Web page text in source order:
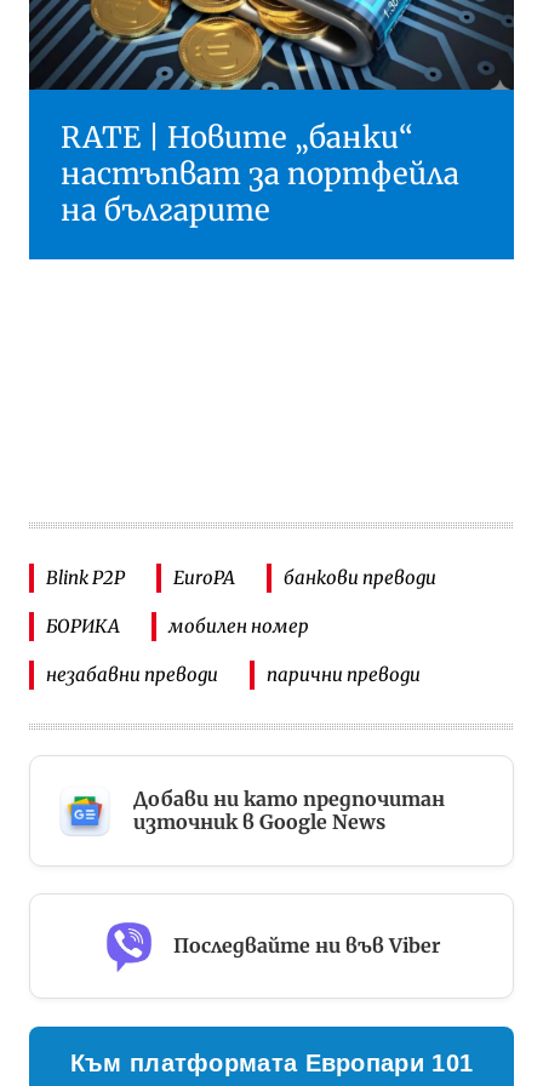
RATE | Новите „банки“
настъпват за портфейла
на българите
Blink P2P EuroPA банкови преводи
БОРИКА мобилен номер
незабавни преводи парични преводи
Добави ни като предпочитан
източник в Google News
Последвайте ни във Viber
Към платформата Европари 101